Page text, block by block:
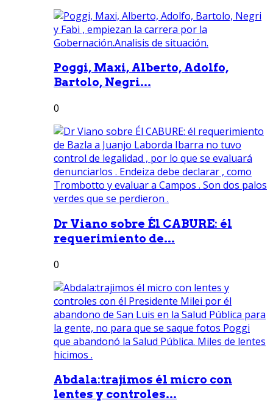
Poggi, Maxi, Alberto, Adolfo,
Bartolo, Negri...
0
Dr Viano sobre Él CABURE: él
requerimiento de...
0
Abdala:trajimos él micro con
lentes y controles...